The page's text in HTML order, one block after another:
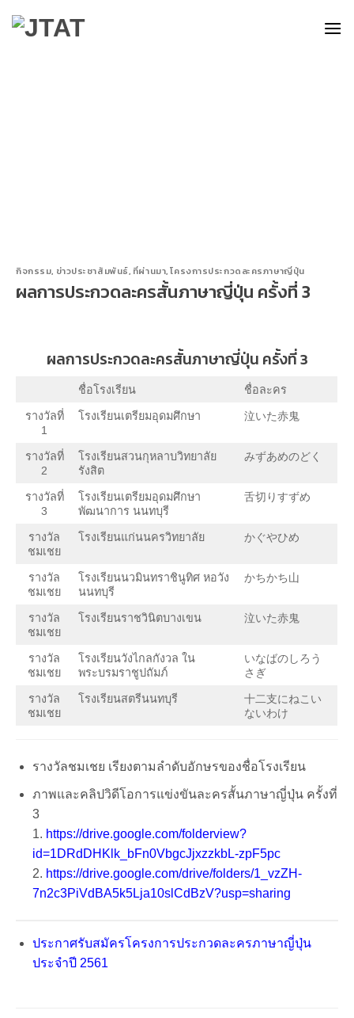
กิจกรรม, ข่าวประชาสัมพันธ์, ที่ผ่านมา,โครงการประกวดละครภาษาญี่ปุ่น
ผลการประกวดละครสั้นภาษาญี่ปุ่น ครั้งที่ 3
ผลการประกวดละครสั้นภาษาญี่ปุ่น ครั้งที่ 3
ชื่อโรงเรียน ชื่อละคร
รางวัลที่
1
โรงเรียนเตรียมอุดมศึกษา 泣いた赤鬼
รางวัลที่
2
โรงเรียนสวนกุหลาบวิทยาลัย
รังสิต
みずあめのどく
รางวัลที่
3
โรงเรียนเตรียมอุดมศึกษา
พัฒนาการ นนทบุรี
舌切りすずめ
รางวัล
ชมเชย
โรงเรียนแก่นนครวิทยาลัย かぐやひめ
รางวัล
ชมเชย
โรงเรียนนวมินทราชินูทิศ หอวัง
นนทบุรี
かちかち山
รางวัล
ชมเชย
โรงเรียนราชวินิตบางเขน 泣いた赤鬼
รางวัล
ชมเชย
โรงเรียนวังไกลกังวล ใน
พระบรมราชูปถัมภ์
いなばのしろう
さぎ
รางวัล
ชมเชย
โรงเรียนสตรีนนทบุรี
十二支にねこい
ないわけ
รางวัลชมเชย เรียงตามลำดับอักษรของชื่อโรงเรียน
ภาพและคลิปวิดีโอการแข่งขันละครสั้นภาษาญี่ปุ่น ครั้งที่
3
1. https://drive.google.com/folderview?
id=1DRdDHKlk_bFn0VbgcJjxzzkbL-zpF5pc
2. https://drive.google.com/drive/folders/1_vzZH-
7n2c3PiVdBA5k5Lja10slCdBzV?usp=sharing
ประกาศรับสมัครโครงการประกวดละครภาษาญี่ปุ่น
ประจำปี 2561